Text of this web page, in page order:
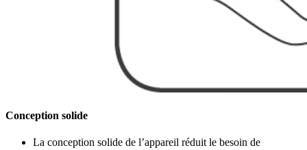
Conception solide
La conception solide de l’appareil réduit le besoin de